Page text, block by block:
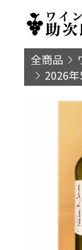
全商品
2026年